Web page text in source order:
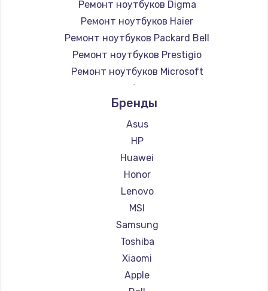
Ремонт ноутбуков Digma
Ремонт ноутбуков Haier
Ремонт ноутбуков Packard Bell
Ремонт ноутбуков Prestigio
Ремонт ноутбуков Microsoft
Ремонт ноутбуков Alienware
Ремонт ноутбуков Aquarius
Ремонт ноутбуков Gigabyte
Ремонт ноутбуков Aorus
Ремонт ноутбуков Maibenben
Ремонт ноутбуков Getac
Ремонт ноутбуков Epson
Ремонт ноутбуков Philips
Ремонт ноутбуков LG
Ремонт ноутбуков Panasonic
Ремонт ноутбуков Irbis
Ремонт ноутбуков Thunderobot
Бренды
Asus
HP
Huawei
Honor
Lenovo
MSI
Samsung
Toshiba
Xiaomi
Apple